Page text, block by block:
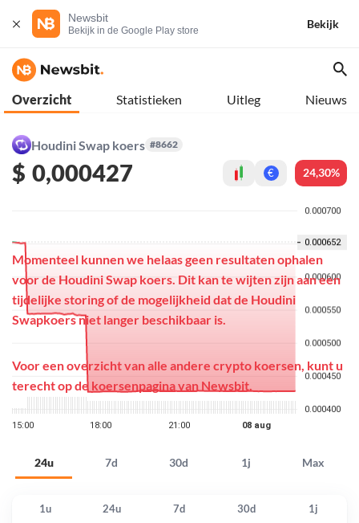
Newsbit
Bekijk in de Google Play store
Bekijk
Overzicht Statistieken Uitleg Nieuws
Houdini Swap koers #8662
$ 0,000427 € 24,30%
24u 7d 30d 1j Max
Momenteel kunnen we helaas geen resultaten ophalen
voor de Houdini Swap koers. Dit kan te wijten zijn aan een
tijdelijke storing of de mogelijkheid dat de Houdini
Swapkoers niet langer beschikbaar is.
Voor een overzicht van alle andere crypto koersen, kunt u
terecht op de koersenpaginavan Newsbit.
1u 24u 7d 30d 1j